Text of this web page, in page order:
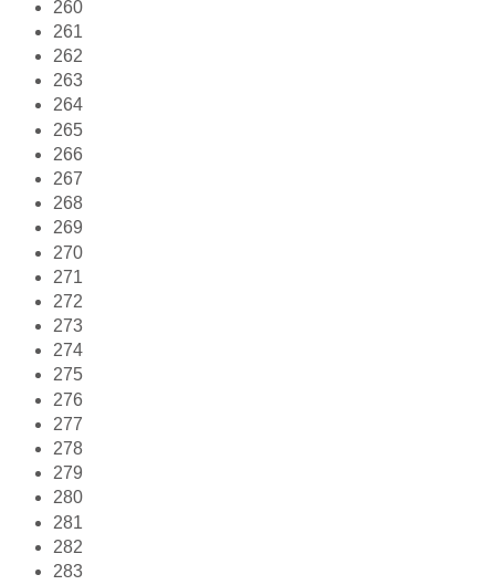
260
261
262
263
264
265
266
267
268
269
270
271
272
273
274
275
276
277
278
279
280
281
282
283